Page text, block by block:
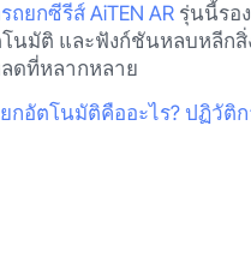
ถยกซีรีส์ AiTEN AR รุ่นนี้รอ
นมัติ และฟังก์ชันหลบหลีกสิ่
ดที่หลากหลาย
กอัตโนมัติคืออะไร? ปฏิวัติ